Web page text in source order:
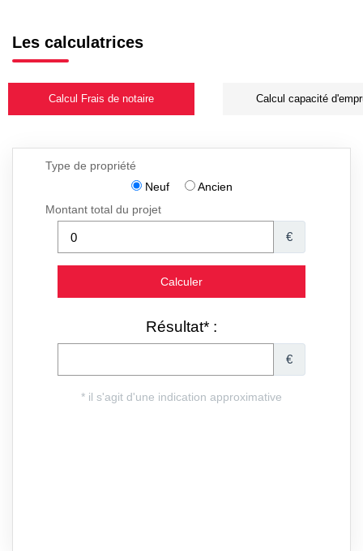
Les calculatrices
Calcul Frais de notaire Calcul capacité